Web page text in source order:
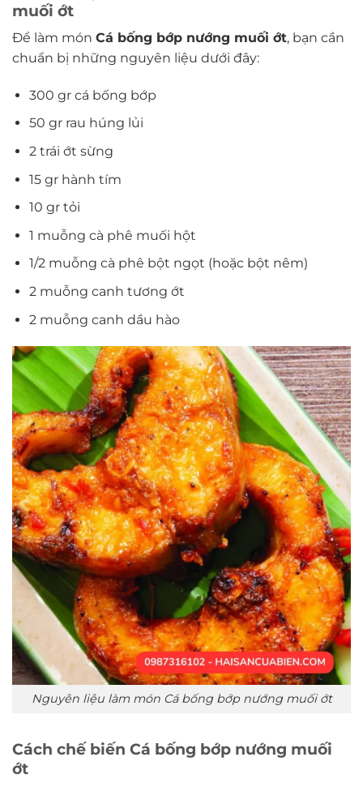
muối ớt
Để làm món Cá bống bớp nướng muối ớt, bạn cần
chuẩn bị những nguyên liệu dưới đây:
300 gr cá bống bớp
50 gr rau húng lủi
2 trái ớt sừng
15 gr hành tím
10 gr tỏi
1 muỗng cà phê muối hột
1/2 muỗng cà phê bột ngọt (hoặc bột nêm)
2 muỗng canh tương ớt
2 muỗng canh dầu hào
Nguyên liệu làm món Cá bống bớp nướng muối ớt
Cách chế biến Cá bống bớp nướng muối
ớt